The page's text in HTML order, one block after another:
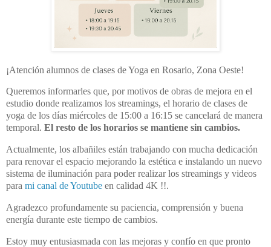
¡Atención alumnos de clases de Yoga en Rosario, Zona Oeste!
Queremos informarles que, por motivos de obras de mejora en el
estudio donde realizamos los streamings, el horario de clases de
yoga de los días miércoles de 15:00 a 16:15 se cancelará de manera
temporal. El resto de los horarios se mantiene sin cambios.
Actualmente, los albañiles están trabajando con mucha dedicación
para renovar el espacio mejorando la estética e instalando un nuevo
sistema de iluminación para poder realizar los streamings y videos
para mi canal de Youtube en calidad 4K !!.
Agradezco profundamente su paciencia, comprensión y buena
energía durante este tiempo de cambios.
Estoy muy entusiasmada con las mejoras y confío en que pronto